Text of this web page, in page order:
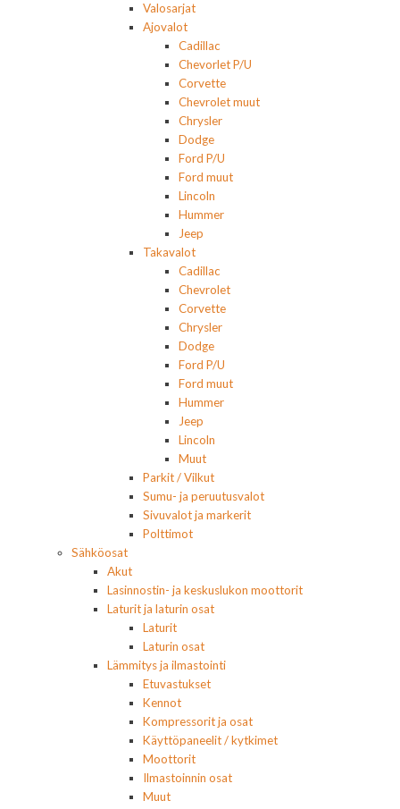
Valosarjat
Ajovalot
Cadillac
Chevorlet P/U
Corvette
Chevrolet muut
Chrysler
Dodge
Ford P/U
Ford muut
Lincoln
Hummer
Jeep
Takavalot
Cadillac
Chevrolet
Corvette
Chrysler
Dodge
Ford P/U
Ford muut
Hummer
Jeep
Lincoln
Muut
Parkit / Vilkut
Sumu- ja peruutusvalot
Sivuvalot ja markerit
Polttimot
Sähköosat
Akut
Lasinnostin- ja keskuslukon moottorit
Laturit ja laturin osat
Laturit
Laturin osat
Lämmitys ja ilmastointi
Etuvastukset
Kennot
Kompressorit ja osat
Käyttöpaneelit / kytkimet
Moottorit
Ilmastoinnin osat
Muut